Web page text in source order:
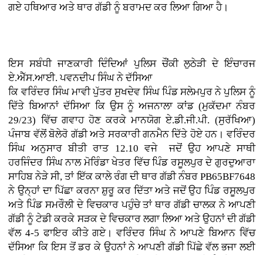
ਗਏ ਹਥਿਆਰ ਅਤੇ ਥਾਰ ਗੱਡੀ ਨੂੰ ਬਰਾਮਦ ਕਰ ਲਿਆ ਗਿਆ ਹੈ।
ਇਸ ਸਬੰਧੀ ਜਾਣਕਾਰੀ ਦਿੰਦਿਆਂ ਪੁਲਿਸ ਚੌਂਕੀ ਲੁਠੇੜੀ ਦੇ ਇੰਚਾਰਜ
ਏ.ਐੱਸ.ਆਈ. ਪਵਨਦੀਪ ਸਿੰਘ ਨੇ ਦੱਸਿਆ
ਕਿ ਵਰਿੰਦਰ ਸਿੰਘ ਮਾਵੀ ਪੁੱਤਰ ਸੁਖਦੇਵ ਸਿੰਘ ਪਿੰਡ ਸਲੇਮਪੁਰ ਨੇ ਪੁਲਿਸ ਨੂੰ
ਦਿੱਤੇ ਬਿਆਨਾਂ ਦੱਸਿਆ ਕਿ ਉਸ ਨੂੰ ਅਜਨਾਲਾ ਕਾਂਡ (ਮੁਕੱਦਮਾ ਨੰਬਰ
29/23) ਵਿੱਚ ਗਵਾਹ ਹੋਣ ਕਰਕੇ ਮਾਨਯੋਗ ਏ.ਡੀ.ਜੀ.ਪੀ. (ਸੁਰੱਖਿਆ)
ਪੰਜਾਬ ਵੱਲੋਂ ਬੋਲੇਰੋ ਗੱਡੀ ਅਤੇ ਸਰਕਾਰੀ ਗਨਮੈਨ ਦਿੱਤੇ ਹੋਏ ਹਨ। ਵਰਿੰਦਰ
ਸਿੰਘ ਅਨੁਸਾਰ ਬੀਤੀ ਰਾਤ 12.10 ਵਜੇ ਜਦੋਂ ਉਹ ਆਪਣੇ ਸਾਥੀ
ਹਰਜਿੰਦਰ ਸਿੰਘ ਨਾਲ ਮੋਰਿੰਡਾ ਖੇਤਰ ਵਿੱਚ ਪਿੰਡ ਰਸੂਲਪੁਰ ਦੇ ਗੁਰਦੁਆਰਾ
ਸਾਹਿਬ ਨੇੜੇ ਸੀ, ਤਾਂ ਇੱਕ ਕਾਲੇ ਰੰਗ ਦੀ ਥਾਰ ਗੱਡੀ ਨੰਬਰ PB65BF7648
ਨੇ ਉਨ੍ਹਾਂ ਦਾ ਪਿੱਛਾ ਕਰਨਾ ਸ਼ੁਰੂ ਕਰ ਦਿੱਤਾ ਅਤੇ ਜਦੋਂ ਉਹ ਪਿੰਡ ਰਸੂਲਪੁਰ
ਅਤੇ ਪਿੰਡ ਸਮਰੌਲੀ ਦੇ ਵਿਚਕਾਰ ਪਹੁੰਚੇ ਤਾਂ ਥਾਰ ਗੱਡੀ ਚਾਲਕ ਨੇ ਆਪਣੀ
ਗੱਡੀ ਨੂੰ ਟੇਡੀ ਕਰਕੇ ਸੜਕ ਦੇ ਵਿਚਕਾਰ ਲਗਾ ਲਿਆ ਅਤੇ ਉਹਨਾਂ ਦੀ ਗੱਡੀ
ਵੱਲ 4-5 ਫਾਇਰ ਕੀਤੇ ਗਏ। ਵਰਿੰਦਰ ਸਿੰਘ ਨੇ ਆਪਣੇ ਬਿਆਨ ਵਿੱਚ
ਦੱਸਿਆ ਕਿ ਇਸ ਤੋਂ ਡਰ ਕੇ ਉਹਨਾਂ ਨੇ ਆਪਣੀ ਗੱਡੀ ਪਿੱਛੇ ਵੱਲ ਭਜਾ ਲਈ